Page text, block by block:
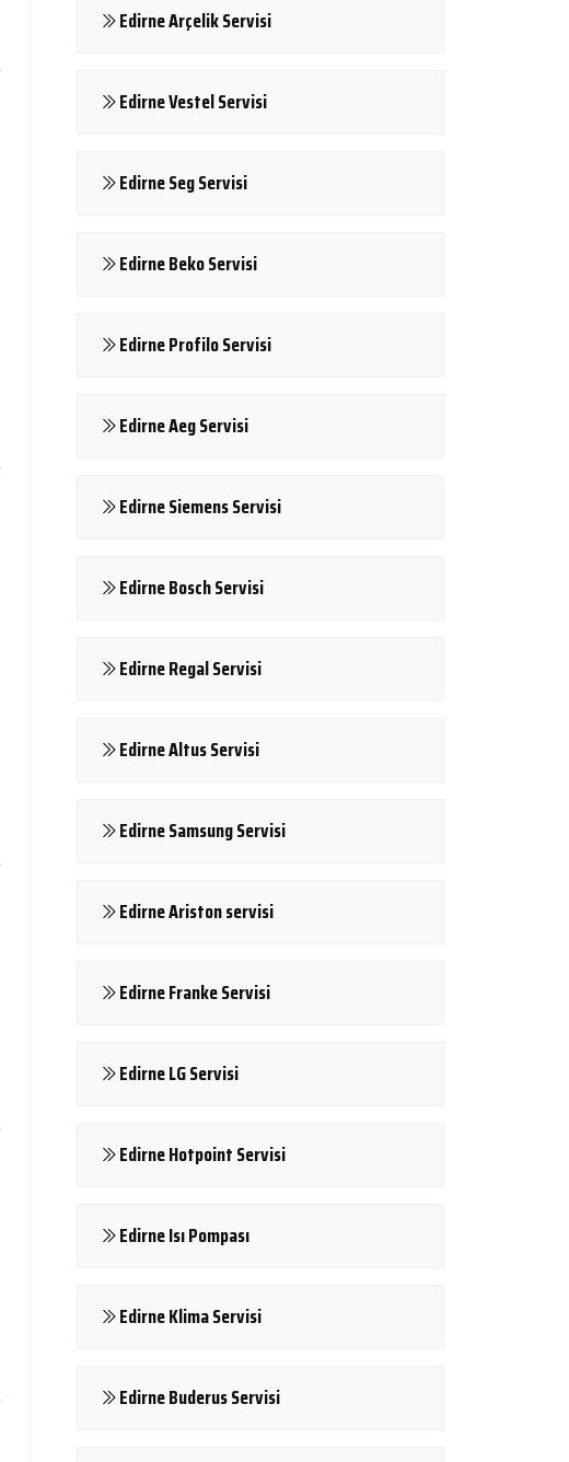
Edirne Arçelik Servisi
Edirne Vestel Servisi
Edirne Seg Servisi
Edirne Beko Servisi
Edirne Profilo Servisi
Edirne Aeg Servisi
Edirne Siemens Servisi
Edirne Bosch Servisi
Edirne Regal Servisi
Edirne Altus Servisi
Edirne Samsung Servisi
Edirne Ariston servisi
Edirne Franke Servisi
Edirne LG Servisi
Edirne Hotpoint Servisi
Edirne Isı Pompası
Edirne Klima Servisi
Edirne Buderus Servisi